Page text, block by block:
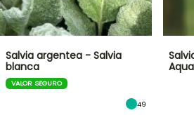
Salvia argentea - Salvia
blanca
VALOR SEGURO
49